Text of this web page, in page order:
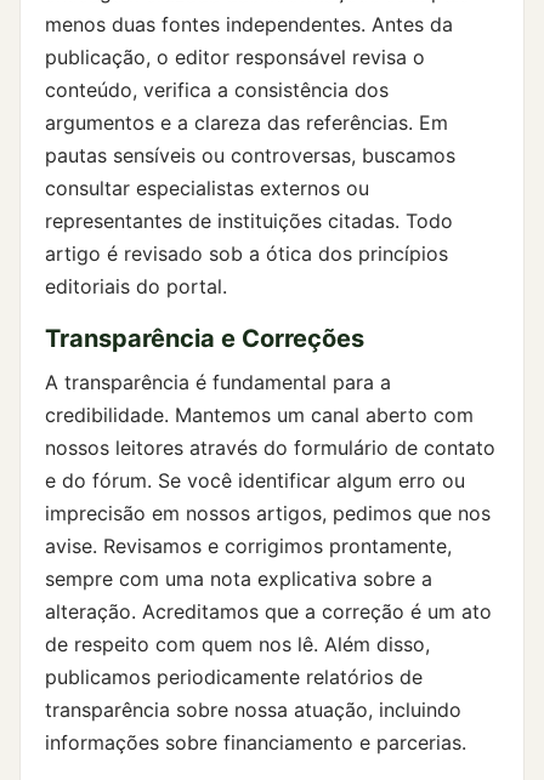
menos duas fontes independentes. Antes da
publicação, o editor responsável revisa o
conteúdo, verifica a consistência dos
argumentos e a clareza das referências. Em
pautas sensíveis ou controversas, buscamos
consultar especialistas externos ou
representantes de instituições citadas. Todo
artigo é revisado sob a ótica dos princípios
editoriais do portal.
Transparência e Correções
A transparência é fundamental para a
credibilidade. Mantemos um canal aberto com
nossos leitores através do formulário de contato
e do fórum. Se você identificar algum erro ou
imprecisão em nossos artigos, pedimos que nos
avise. Revisamos e corrigimos prontamente,
sempre com uma nota explicativa sobre a
alteração. Acreditamos que a correção é um ato
de respeito com quem nos lê. Além disso,
publicamos periodicamente relatórios de
transparência sobre nossa atuação, incluindo
informações sobre financiamento e parcerias.